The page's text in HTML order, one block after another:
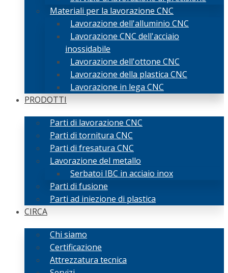
Materiali per la lavorazione CNC
Lavorazione dell'alluminio CNC
Lavorazione CNC dell'acciaio
inossidabile
Lavorazione dell'ottone CNC
Lavorazione della plastica CNC
Lavorazione in lega CNC
PRODOTTI
Parti di lavorazione CNC
Parti di tornitura CNC
Parti di fresatura CNC
Lavorazione del metallo
Serbatoi IBC in acciaio inox
Parti di fusione
Parti ad iniezione di plastica
CIRCA
Chi siamo
Certificazione
Attrezzatura tecnica